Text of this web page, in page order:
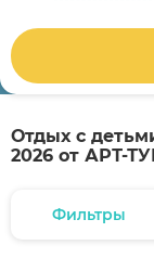
Отдых с
2026 от АРТ-
Фильтры